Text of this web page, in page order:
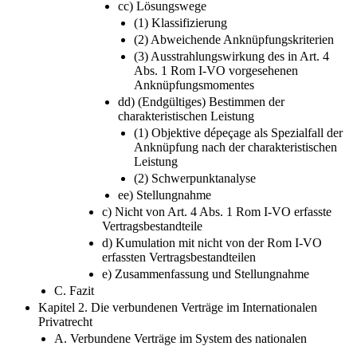
(1) Klassifizierung
(2) Abweichende Anknüpfungskriterien
(3) Ausstrahlungswirkung des in Art. 4
Abs. 1 Rom I-VO vorgesehenen
Anknüpfungsmomentes
dd) (Endgültiges) Bestimmen der
charakteristischen Leistung
(1) Objektive dépeçage als Spezialfall der
Anknüpfung nach der charakteristischen
Leistung
(2) Schwerpunktanalyse
ee) Stellungnahme
c) Nicht von Art. 4 Abs. 1 Rom I-VO erfasste
Vertragsbestandteile
d) Kumulation mit nicht von der Rom I-VO
erfassten Vertragsbestandteilen
e) Zusammenfassung und Stellungnahme
C. Fazit
Kapitel 2. Die verbundenen Verträge im Internationalen
Privatrecht
A. Verbundene Verträge im System des nationalen
Schuldvertragsrechts